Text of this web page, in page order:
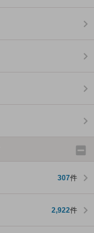
307件
2,922件